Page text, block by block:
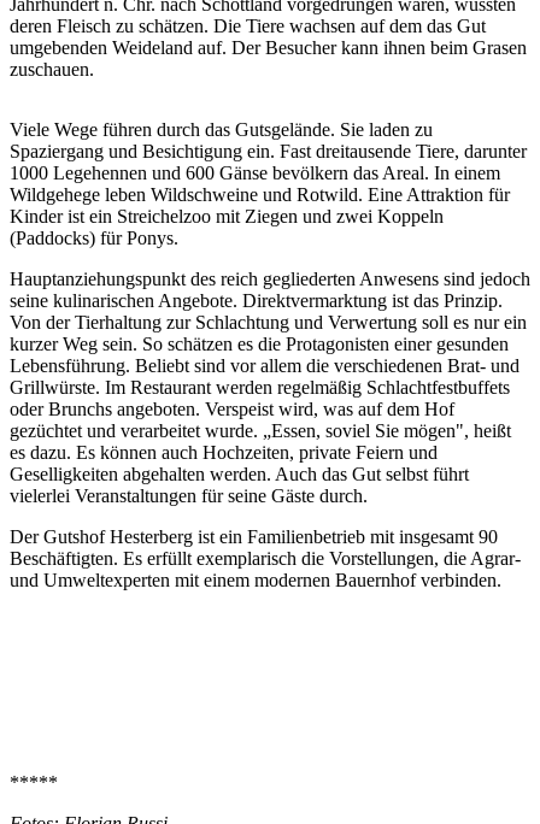
deren Fleisch zu schätzen. Die Tiere wachsen auf dem das Gut
umgebenden Weideland auf. Der Besucher kann ihnen beim Grasen
zuschauen.
Viele Wege führen durch das Gutsgelände. Sie laden zu
Spaziergang und Besichtigung ein. Fast dreitausende Tiere, darunter
1000 Legehennen und 600 Gänse bevölkern das Areal. In einem
Wildgehege leben Wildschweine und Rotwild. Eine Attraktion für
Kinder ist ein Streichelzoo mit Ziegen und zwei Koppeln
(Paddocks) für Ponys.
Hauptanziehungspunkt des reich gegliederten Anwesens sind jedoch
seine kulinarischen Angebote. Direktvermarktung ist das Prinzip.
Von der Tierhaltung zur Schlachtung und Verwertung soll es nur ein
kurzer Weg sein. So schätzen es die Protagonisten einer gesunden
Lebensführung. Beliebt sind vor allem die verschiedenen Brat- und
Grillwürste. Im Restaurant werden regelmäßig Schlachtfestbuffets
oder Brunchs angeboten. Verspeist wird, was auf dem Hof
gezüchtet und verarbeitet wurde. „Essen, soviel Sie mögen", heißt
es dazu. Es können auch Hochzeiten, private Feiern und
Geselligkeiten abgehalten werden. Auch das Gut selbst führt
vielerlei Veranstaltungen für seine Gäste durch.
Der Gutshof Hesterberg ist ein Familienbetrieb mit insgesamt 90
Beschäftigten. Es erfüllt exemplarisch die Vorstellungen, die Agrar-
und Umweltexperten mit einem modernen Bauernhof verbinden.
*****